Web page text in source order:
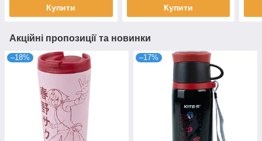
Купити Купити
Акційні пропозиції та новинки
–18% –17%